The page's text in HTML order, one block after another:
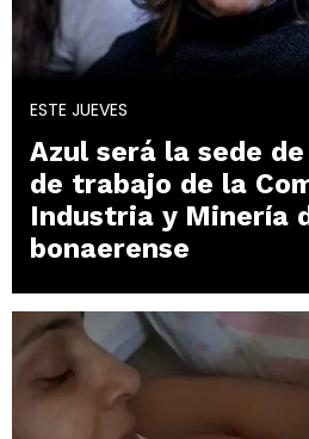
ESTE JUEVES
Azul será la sede
de trabajo de la
Industria y Minería
bonaerense